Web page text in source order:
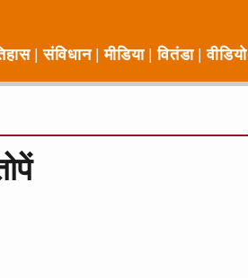
संविधान मीडिया वितंडा वीडियो